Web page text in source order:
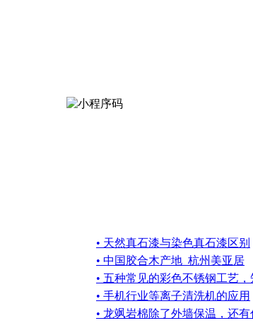
• 天然真石漆与染色真石漆区别
• 中国胶合木产地_杭州美亚居
• 五种常见的彩色不锈钢工艺，
• 手机行业等离子清洗机的应用
• 龙飒岩棉除了外墙保温，还有